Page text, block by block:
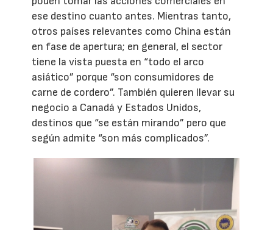
ese destino cuanto antes. Mientras tanto,
otros países relevantes como China están
en fase de apertura; en general, el sector
tiene la vista puesta en “todo el arco
asiático” porque “son consumidores de
carne de cordero”. También quieren llevar su
negocio a Canadá y Estados Unidos,
destinos que “se están mirando” pero que
según admite “son más complicados”.